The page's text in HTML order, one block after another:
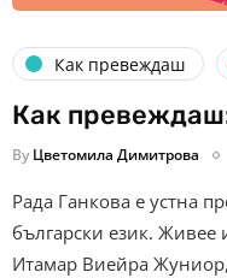
Как превеждаш
Как
By Цветомила Димитрова
Рада Ганкова е устна
български език. Живее
Итамар Виейра